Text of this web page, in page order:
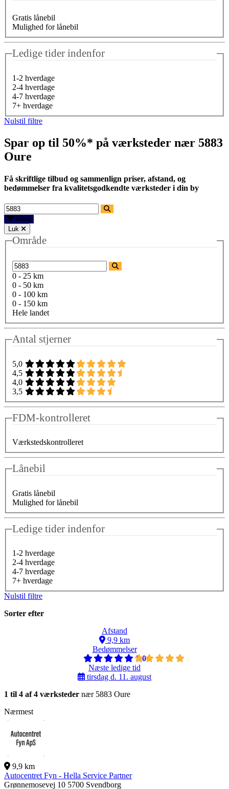
Gratis lånebil
Mulighed for lånebil
Ledige tider indenfor
1-2 hverdage
2-4 hverdage
4-7 hverdage
7+ hverdage
Nulstil filtre
Spar op til 50%* på værksteder nær 5883
Oure
Få skriftlige tilbud og sammenlign priser, afstand, og
bedømmelser fra kvalitetsgodkendte værksteder i din by
Filtre
Luk
Område
0 - 25 km
0 - 50 km
0 - 100 km
0 - 150 km
Hele landet
Antal stjerner
5,0
4,5
4,0
3,5
FDM-kontrolleret
Værkstedskontrolleret
Lånebil
Gratis lånebil
Mulighed for lånebil
Ledige tider indenfor
1-2 hverdage
2-4 hverdage
4-7 hverdage
7+ hverdage
Nulstil filtre
Sorter efter
Afstand
9,9 km
Bedømmelser
5,0
Næste ledige tid
tirsdag d. 11. august
1 til 4 af 4 værksteder nær 5883 Oure
Nærmest
9,9 km
Autocentret Fyn - Hella Service Partner
Grønnemosevej 10 5700 Svendborg